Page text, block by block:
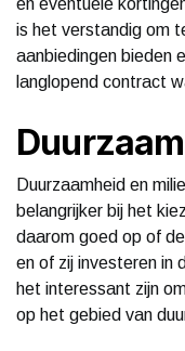
is het verstandig om
aanbiedingen bieden
langlopend contract
Duurzaamheid en
belangrijker bij het
daarom goed op of
en of zij investeren in
het interessant zijn
op het gebied van